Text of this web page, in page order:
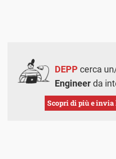
DEPP cerca
Engineerda
Scopri di più e